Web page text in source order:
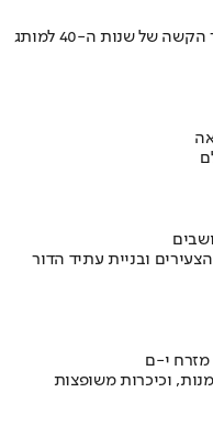
איך אסם הפכה את תקופת הצנע והמחסור הקשה של שנות ה-40 למותג
ובניית עתיד הדור
מזרח י-ם
וכיכרות משופצות